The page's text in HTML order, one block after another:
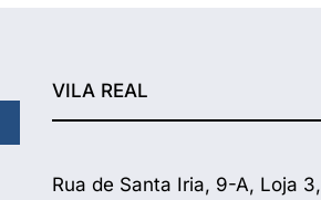
VILA REAL
Rua de Santa Iria, 9-A, Loja 3,